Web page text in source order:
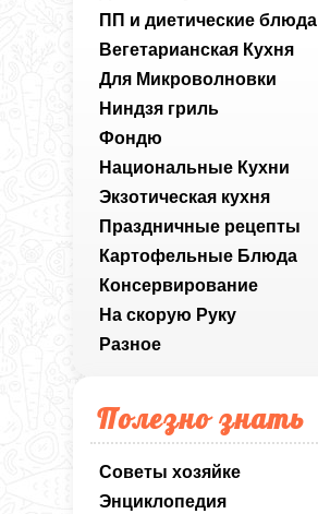
ПП и диетические блюда
Вегетарианская Кухня
Для Микроволновки
Ниндзя гриль
Фондю
Национальные Кухни
Экзотическая кухня
Праздничные рецепты
Картофельные Блюда
Консервирование
На скорую Руку
Разное
Полезно знать
Советы хозяйке
Энциклопедия